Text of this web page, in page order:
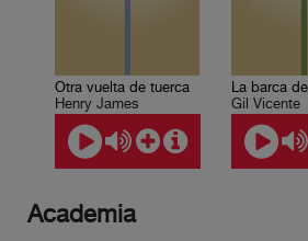
Otra vuelta de tuerca
Henry James
La barca
Gil Vicente
Academia